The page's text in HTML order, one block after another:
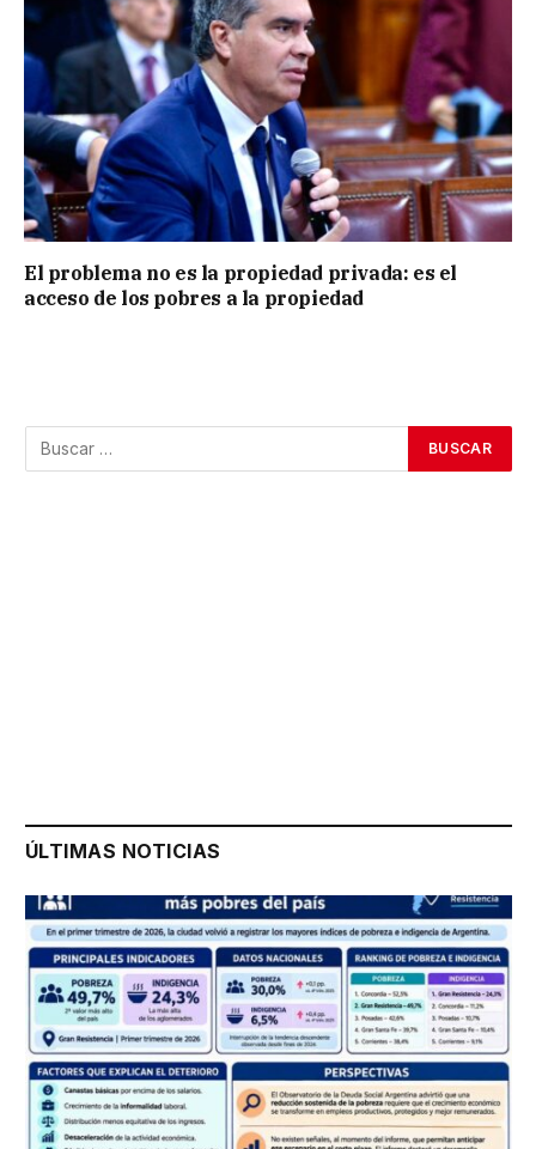
El problema no es la propiedad privada: es el
acceso de los pobres a la propiedad
ÚLTIMAS NOTICIAS